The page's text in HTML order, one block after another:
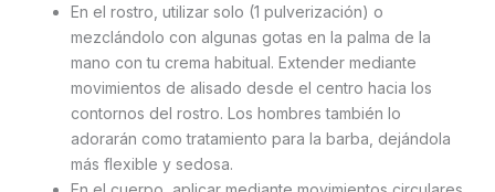
En el rostro, utilizar solo (1 pulverización) o
mezclándolo con algunas gotas en la palma de la
mano con tu crema habitual. Extender mediante
movimientos de alisado desde el centro hacia los
contornos del rostro. Los hombres también lo
adorarán como tratamiento para la barba, dejándola
más flexible y sedosa.